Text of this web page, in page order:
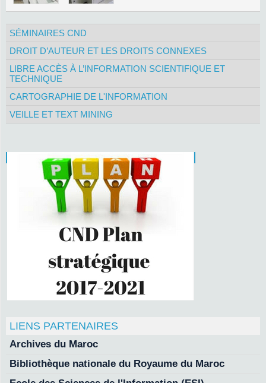
SÉMINAIRES CND
DROIT D’AUTEUR ET LES DROITS CONNEXES
LIBRE ACCÈS À L’INFORMATION SCIENTIFIQUE ET
TECHNIQUE
CARTOGRAPHIE DE L'INFORMATION
VEILLE ET TEXT MINING
LIENS PARTENAIRES
Archives du Maroc
Bibliothèque nationale du Royaume du Maroc